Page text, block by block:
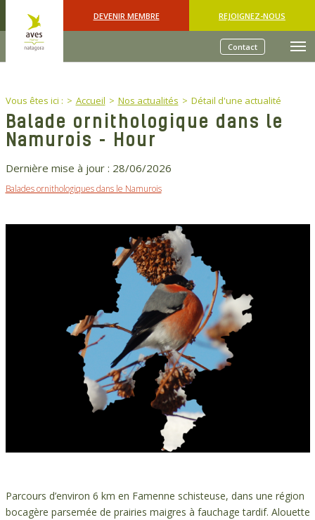
DEVENIR MEMBRE REJOIGNEZ-NOUS
Contact
You are here:
Vous êtes ici : Accueil Nos actualités Détail d'une actualité
Balade ornithologique dans le
Namurois - Hour
Dernière mise à jour : 28/06/2026
Balades ornithologiques dans le Namurois
Parcours d’environ 6 km en Famenne schisteuse, dans une région
bocagère parsemée de prairies maigres à fauchage tardif. Alouette